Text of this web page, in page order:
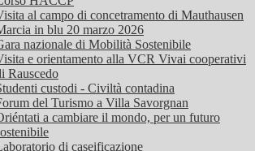
al campo di concetramento di Mauthausen
in blu 20 marzo 2026
nazionale di Mobilità Sostenibile
e orientamento alla VCR Vivai cooperativi
Rauscedo
custodi - Civiltà contadina
del Turismo a Villa Savorgnan
a cambiare il mondo, per un futuro
di caseificazione